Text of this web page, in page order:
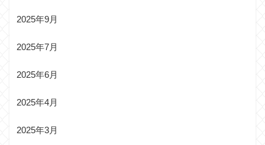
2025年9月
2025年7月
2025年6月
2025年4月
2025年3月